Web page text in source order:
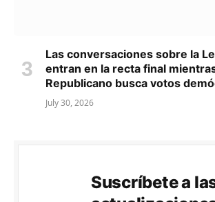
Las conversaciones sobre la
entran en la recta final
Republicano busca votos
July 30, 2026
Suscríbete a